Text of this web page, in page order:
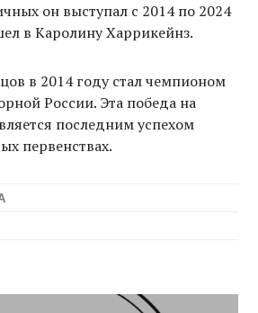
он выступал с 2014 по 2024
в Каролину Харрикейнз.
в 2014 году стал чемпионом
России. Эта победа на
последним успехом
первенствах.